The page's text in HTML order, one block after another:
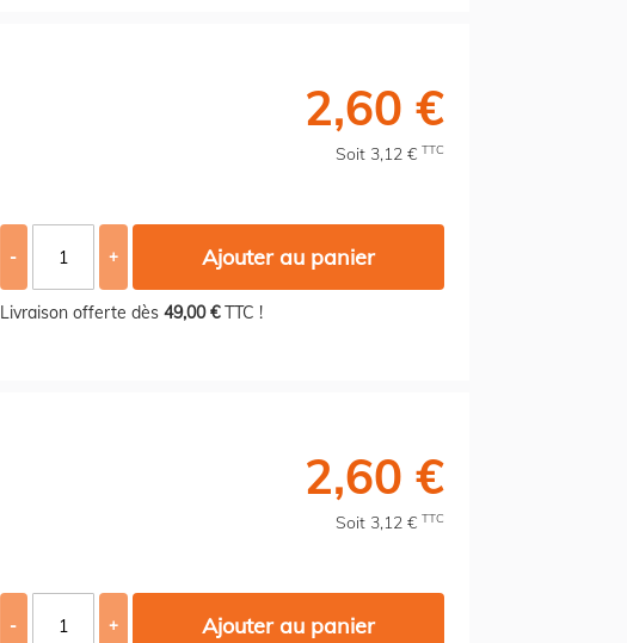
2,60 €
Soit 3,12 € TTC
- + Ajouter au panier
Livraison offerte dès 49,00 €TTC !
2,60 €
Soit 3,12 € TTC
- + Ajouter au panier